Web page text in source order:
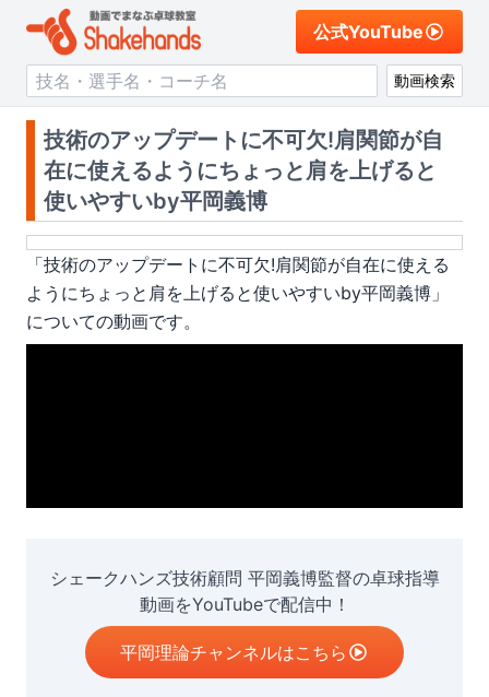
公式YouTube
動画検索
技術のアップデートに不可欠!肩関節が自
在に使えるようにちょっと肩を上げると
使いやすいby平岡義博
「技術のアップデートに不可欠!肩関節が自在に使える
ようにちょっと肩を上げると使いやすいby平岡義博 」
についての動画です。
シェークハンズ技術顧問 平岡義博監督の卓球指導
動画をYouTubeで配信中！
平岡理論チャンネルはこちら